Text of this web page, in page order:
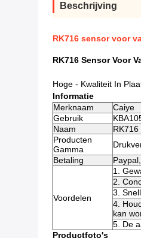
Beschrijving
RK716 sensor voor
RK716 Sensor Voor
Hoge - Kwaliteit In
Informatie
Merknaam
Caiye
Gebruik
Naam
Producten
Gamma
Betaling
Voordelen
1.
2.
3.
4.
kan
5. De
Productfoto's